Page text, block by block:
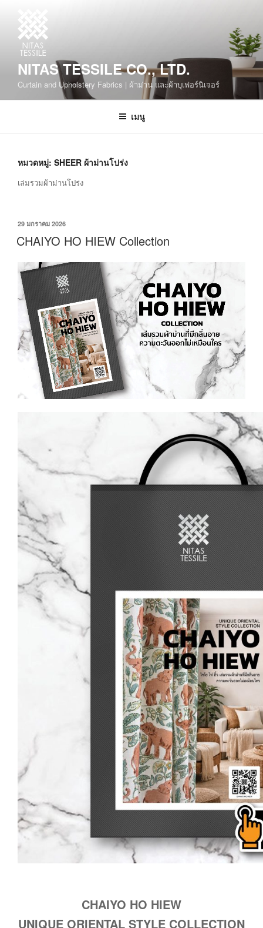
NITAS TESSILE CO., LTD.
Curtain and Upholstery Fabrics | ผ้าม่าน และผ้าบุเฟอร์นิเจอร์
เมนู
หมวดหมู่: SHEER ผ้าม่านโปร่ง
เล่มรวมผ้าม่านโปร่ง
29 มกราคม 2026
CHAIYO HO HIEW Collection
CHAIYO HO HIEW
UNIQUE ORIENTAL STYLE COLLECTION